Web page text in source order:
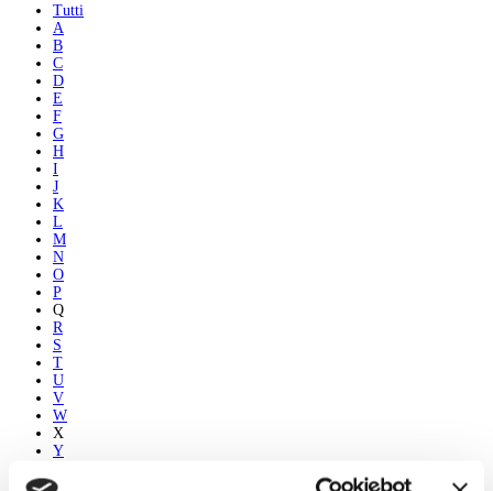
Tutti
A
B
C
D
E
F
G
H
I
J
K
L
M
N
O
P
Q
R
S
T
U
V
W
X
Y